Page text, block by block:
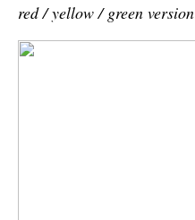
red / yellow / green version